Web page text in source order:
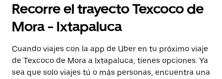
Recorre el trayecto Texcoco de
Mora - Ixtapaluca
Cuando viajes con la app de Uber en tu próximo viaje
de Texcoco de Mora a Ixtapaluca, tienes opciones. Ya
sea que solo viajes tú o más personas, encuentra una